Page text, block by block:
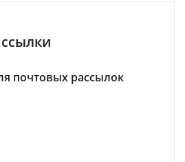
почтовых рассылок